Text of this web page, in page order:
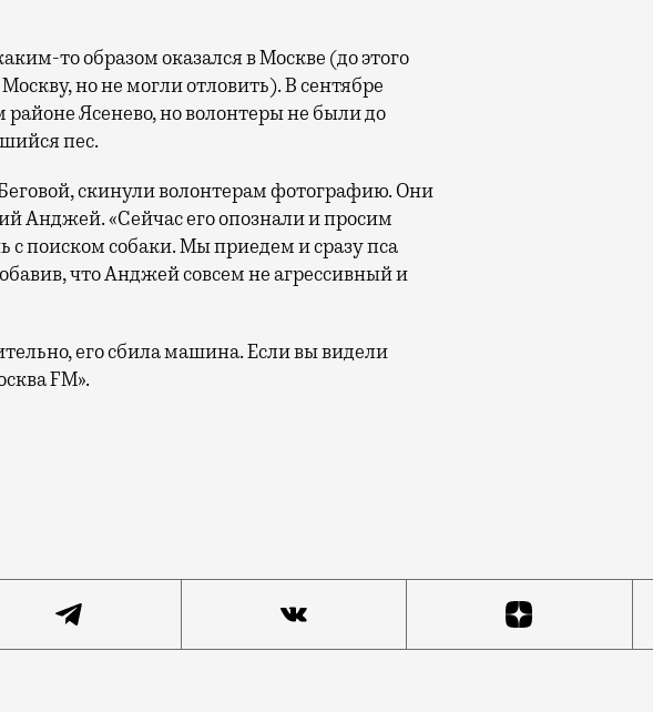
то образом оказался в Москве (до этого
но не могли отловить). В сентябре
Ясенево, но волонтеры не были до
пес.
скинули волонтерам фотографию. Они
Анджей. «Сейчас его опознали и просим
поиском собаки. Мы приедем и сразу пса
что Анджей совсем не агрессивный и
его сбила машина.Если вы видели
FM».
подгалянская овчарка), так что его легко узнать.